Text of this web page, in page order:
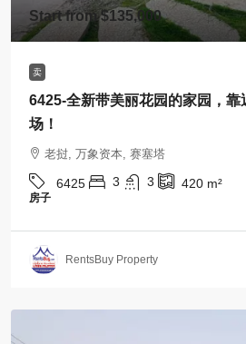
Start from$135,000
卖
6425-全新带美丽花园的家园，
场！
老挝, 万象资本, 赛塞塔
6425 3 3 420 m²
房子
RentsBuy Property